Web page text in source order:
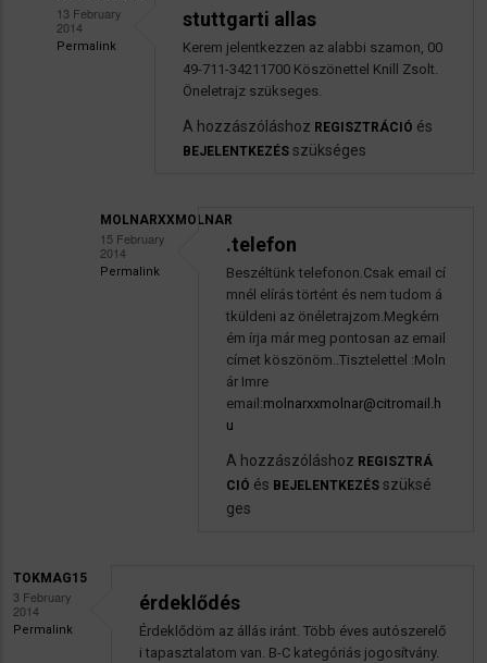
13 February
2014
Permalink
stuttgarti allas
Kerem jelentkezzen az alabbi szamon, 00
49-711-34211700 Köszönettel Knill Zsolt.
Öneletrajz szükseges.
A hozzászóláshoz REGISZTRÁCIÓ és
BEJELENTKEZÉS szükséges
MOLNARXXMOLNAR
15 February
2014
Permalink
.telefon
Beszéltünk telefonon.Csak email cí
mnél elírás történt és nem tudom á
tküldeni az önéletrajzom.Megkérn
ém írja már meg pontosan az email
címet köszönöm..Tisztelettel :Moln
ár Imre
email:molnarxxmolnar@citromail.h
u
A hozzászóláshoz REGISZTRÁ
CIÓ és BEJELENTKEZÉS szüksé
ges
TOKMAG15
3 February
2014
Permalink
érdeklődés
Érdeklődöm az állás iránt. Több éves autószerelő
i tapasztalatom van. B-C kategóriás jogosítvány.